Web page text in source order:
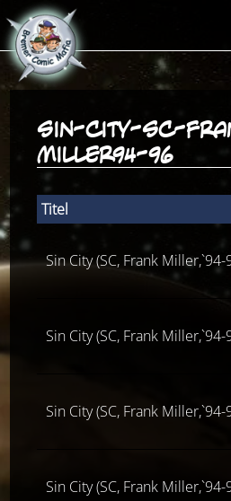
sin-city-sc-
miller94-96
Titel
Sin City (SC, Frank Miller,`94-
Sin City (SC, Frank Miller,`94-
Sin City (SC, Frank Miller,`94-
Sin City (SC, Frank Miller,`94-